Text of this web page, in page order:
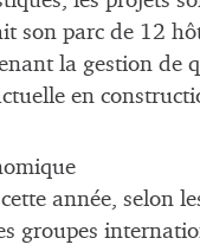
son parc de 12
la gestion de
en
année, selon
groupes